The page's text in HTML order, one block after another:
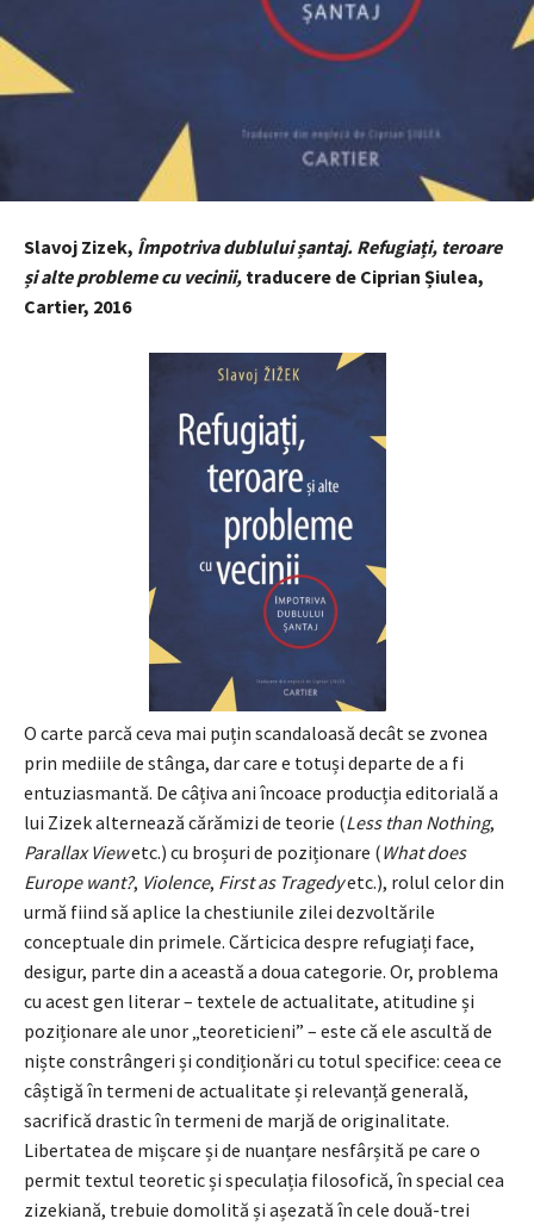
Slavoj Zizek, Împotriva dublului șantaj. Refugiați, teroare
și alte probleme cu vecinii, traducere de Ciprian Șiulea,
Cartier, 2016
O carte parcă ceva mai puțin scandaloasă decât se zvonea
prin mediile de stânga, dar care e totuși departe de a fi
entuziasmantă. De câțiva ani încoace producția editorială a
lui Zizek alternează cărămizi de teorie (Less than Nothing,
Parallax Viewetc.) cu broșuri de poziționare (What does
Europe want?, Violence, First as Tragedyetc.), rolul celor din
urmă fiind să aplice la chestiunile zilei dezvoltările
conceptuale din primele. Cărticica despre refugiați face,
desigur, parte din a această a doua categorie. Or, problema
cu acest gen literar – textele de actualitate, atitudine și
poziționare ale unor „teoreticieni” – este că ele ascultă de
niște constrângeri și condiționări cu totul specifice: ceea ce
câștigă în termeni de actualitate și relevanță generală,
sacrifică drastic în termeni de marjă de originalitate.
Libertatea de mișcare și de nuanțare nesfârșită pe care o
permit textul teoretic și speculația filosofică, în special cea
zizekiană, trebuie domolită și așezată în cele două-trei